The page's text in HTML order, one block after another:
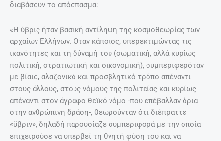
διαβάσουν το απόσπασμα:
«Η ύβρις ήταν βασική αντίληψη της κοσμοθεωρίας των
αρχαίων Ελλήνων. Οταν κάποιος, υπερεκτιμώντας τις
ικανότητες και τη δύναμή του (σωματική, αλλά κυρίως
πολιτική, στρατιωτική και οικονομική), συμπεριφερόταν
με βίαιο, αλαζονικό και προσβλητικό τρόπο απέναντι
στους άλλους, στους νόμους της πολιτείας και κυρίως
απέναντι στον άγραφο θεϊκό νόμο -που επέβαλλαν όρια
στην ανθρώπινη δράση-, θεωρούνταν ότι διέπραττε
«ὕβριν», δηλαδή παρουσίαζε συμπεριφορά με την οποία
επιχειρούσε να υπερβεί τη θνητή φύση του και να